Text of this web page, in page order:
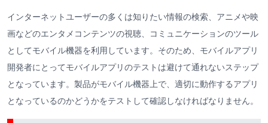
インターネットユーザーの多くは知りたい情報の検索、アニメや映
画などのエンタメコンテンツの視聴、コミュニケーションのツール
としてモバイル機器を利用しています。そのため、モバイルアプリ
開発者にとってモバイルアプリのテストは避けて通れないステップ
となっています。製品がモバイル機器上で、適切に動作するアプリ
となっているのかどうかをテストして確認しなければなりません。